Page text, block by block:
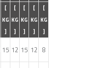
[
KG
]
[
KG
]
[
KG
]
[
KG
]
[
KG
]
15 12 15 12 8